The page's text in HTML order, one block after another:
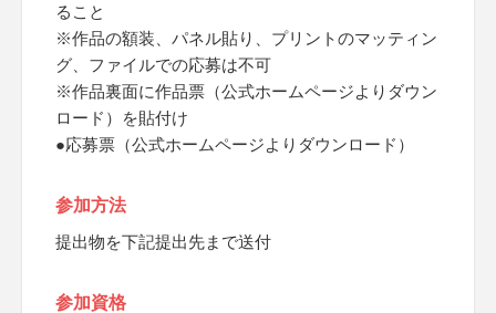
ること
※作品の額装、パネル貼り、プリントのマッティン
グ、ファイルでの応募は不可
※作品裏面に作品票（公式ホームページよりダウン
ロード）を貼付け
●応募票（公式ホームページよりダウンロード）
参加方法
提出物を下記提出先まで送付
参加資格